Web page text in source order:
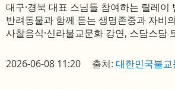
대구·경북 대표 스님들 참여하는 릴레이
반려동물과 함께 듣는 생명존중과 자비
사찰음식·신라불교문화 강연, 스담스담
2026-06-08 11:20 출처: 대한민국불